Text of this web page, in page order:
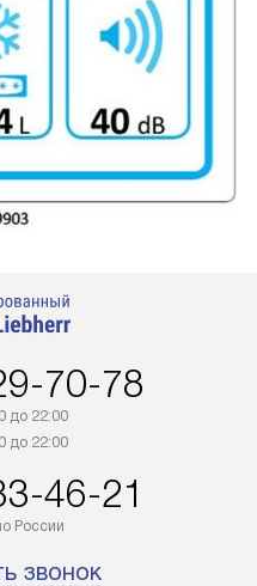
70-78
до 22:00
до 22:00
46-21
России
звонок